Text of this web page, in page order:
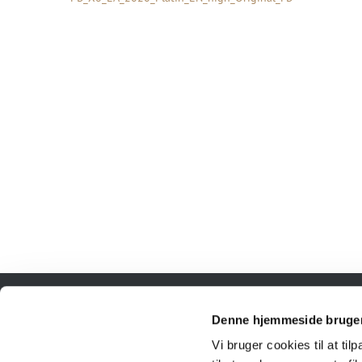
Denne hjemmeside
Vi bruger cookies til at